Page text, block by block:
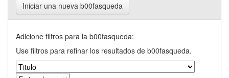
Iniciar una nueva b00fasqueda
Adicione filtros para la b00fasqueda:
Use filtros para refinar los resultados de b00fasqueda.